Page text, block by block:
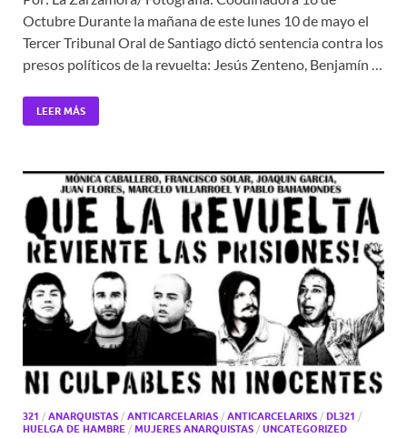
Octubre Durante la mañana de este lunes 10 de mayo el
Tercer Tribunal Oral de Santiago dictó sentencia contra los
presos políticos de la revuelta: Jesús Zenteno, Benjamín …
LEER MÁS
321 / ANARQUISTAS / ANTICARCELARIAS / ANTICARCELARIXS / DL321 /
HUELGA DE HAMBRE / MUJERES ANARQUISTAS / UNCATEGORIZED